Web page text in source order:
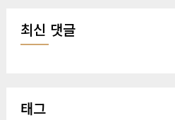
최신 댓글
태그